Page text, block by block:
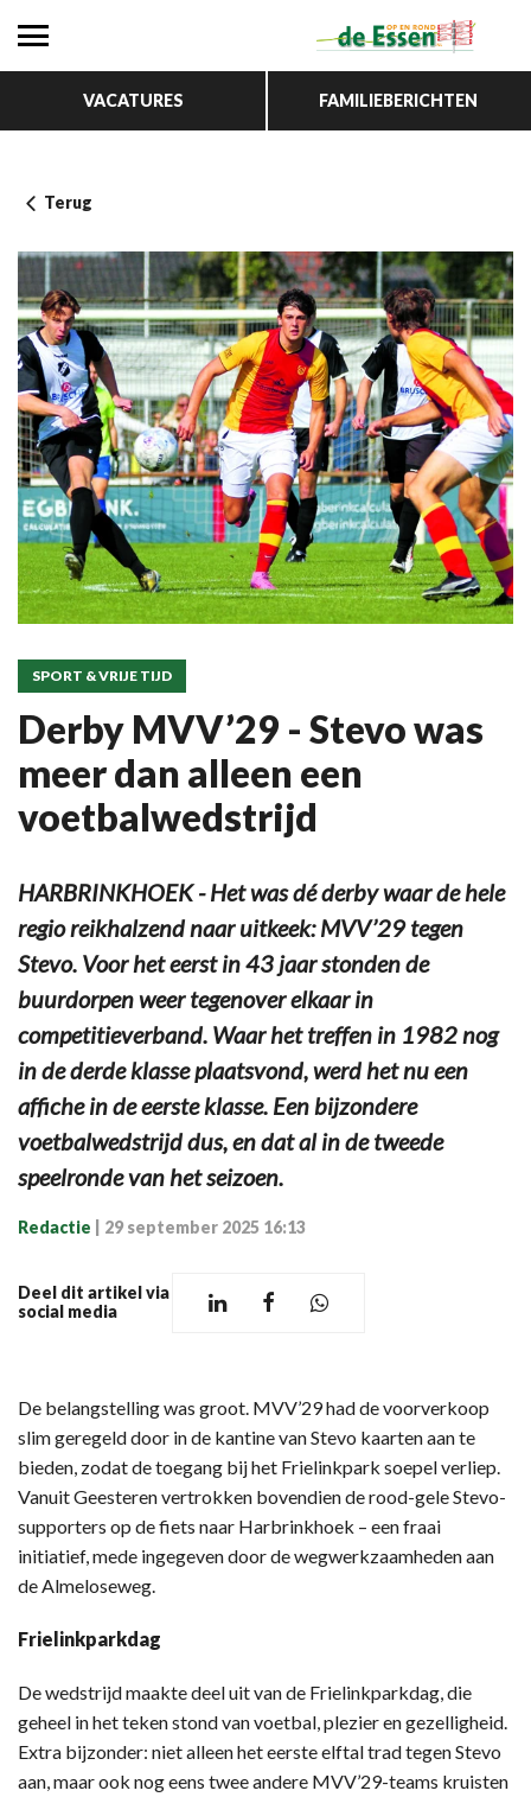
VACATURES FAMILIEBERICHTEN
Terug
SPORT & VRIJE TIJD
Derby MVV’29 - Stevo was
meer dan alleen een
voetbalwedstrijd
HARBRINKHOEK - Het was dé derby waar de hele
regio reikhalzend naar uitkeek: MVV’29 tegen
Stevo. Voor het eerst in 43 jaar stonden de
buurdorpen weer tegenover elkaar in
competitieverband. Waar het treffen in 1982 nog
in de derde klasse plaatsvond, werd het nu een
affiche in de eerste klasse. Een bijzondere
voetbalwedstrijd dus, en dat al in de tweede
speelronde van het seizoen.
Redactie 29 september 2025 16:13
Deel dit artikel via
social media
De belangstelling was groot. MVV’29 had de voorverkoop
slim geregeld door in de kantine van Stevo kaarten aan te
bieden, zodat de toegang bij het Frielinkpark soepel verliep.
Vanuit Geesteren vertrokken bovendien de rood-gele Stevo-
supporters op de fiets naar Harbrinkhoek – een fraai
initiatief, mede ingegeven door de wegwerkzaamheden aan
de Almeloseweg.
Frielinkparkdag
De wedstrijd maakte deel uit van de Frielinkparkdag, die
geheel in het teken stond van voetbal, plezier en gezelligheid.
Extra bijzonder: niet alleen het eerste elftal trad tegen Stevo
aan, maar ook nog eens twee andere MVV’29-teams kruisten